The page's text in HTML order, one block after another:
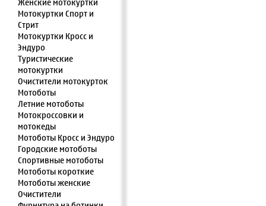
Мотокуртки Спорт и
Стрит
Мотокуртки Кросс и
Эндуро
Туристические
мотокуртки
Очистители мотокурток
Мотоботы
Летние мотоботы
Мотокроссовки и
мотокеды
Мотоботы Кросс и Эндуро
Городские мотоботы
Спортивные мотоботы
Мотоботы короткие
Мотоботы женские
Очистители